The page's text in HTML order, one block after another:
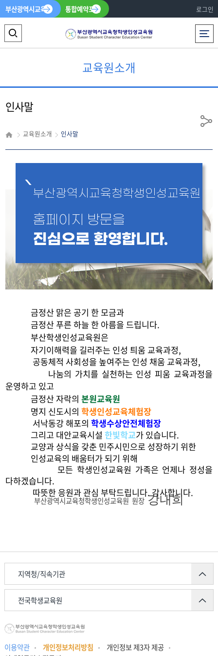
부산광역시교육청 통합예약포털 로그인
전체메뉴
색
역
열
교육원소개
인사말
교육원소개 인사말
공
부산광역시교육청학생인성교육원
홈페이지 방문을
진심으로 환영합니다.
금정산 맑은 공기 한 모금과
금정산 푸른 하늘 한 아름을 드립니다.
부산학생인성교육원은
자기이해력을 길러주는 인성 틔움 교육과정,
공동체적 사회성을 높여주는 인성 채움 교육과정,
나눔의 가치를 실천하는 인성 피움 교육과정을
운영하고 있고
금정산 자락의본원교육원
명지 신도시의학생인성교육체험장
서낙동강 해포의학생수상안전체험장
그리고 대안교육시설한빛학교가 있습니다.
교양과 상식을 갖춘 민주시민으로 성장하기 위한
인성교육의 배움터가 되기 위해
모든 학생인성교육원 가족은 언제나 정성을
다하겠습니다.
따뜻한 응원과 관심 부탁드립니다. 감사합니다.
부산광역시교육청학생인성교육원 원장 강내희
지역청/직속기관
전국학생교육원
이용약관 개인정보처리방침
개인정보 제3자 제공